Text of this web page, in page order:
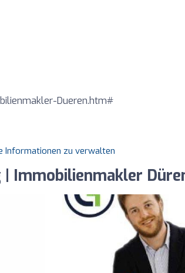
Dueren.htm#
Informationen zu verwalten
Immobilienmakler